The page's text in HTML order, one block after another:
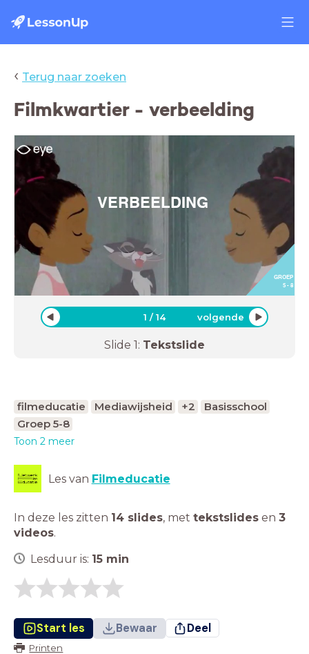
‹ Terug naar zoeken
Filmkwartier - verbeelding
VERBEELDING
GROEP
5 - 8
1 /14 volgende
Slide 1: Tekstslide
filmeducatie Mediawijsheid +2
Basisschool
Groep 5-8
Toon 2 meer
Les van Filmeducatie
In deze les zitten 14 slides, met tekstslides en 3
videos.
Lesduur is: 15 min
Start les Bewaar Deel
Printen